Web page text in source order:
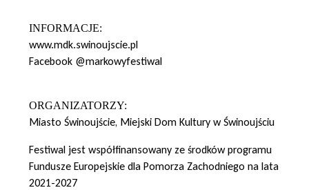
INFORMACJE:
www.mdk.swinoujscie.pl
Facebook @markowyfestiwal
ORGANIZATORZY:
Miasto Świnoujście, Miejski Dom Kultury w Świnoujściu
Festiwal jest współfinansowany ze środków programu
Fundusze Europejskie dla Pomorza Zachodniego na lata
2021-2027